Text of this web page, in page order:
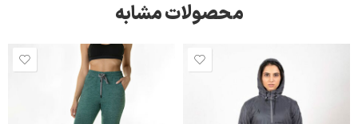
محصولات مشابه